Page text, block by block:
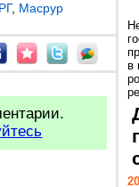
, Масрур
в